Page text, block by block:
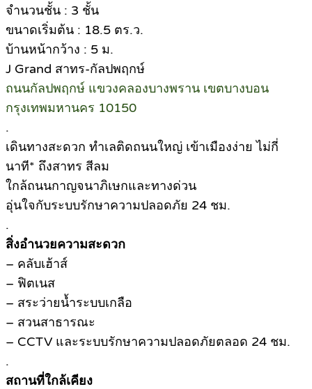
จำนวนชั้น : 3 ชั้น
ขนาดเริ่มต้น : 18.5 ตร.ว.
บ้านหน้ากว้าง : 5 ม.
J Grand สาทร-กัลปพฤกษ์
ถนนกัลปพฤกษ์ แขวงคลองบางพราน เขตบางบอน
กรุงเทพมหานคร 10150
.
เดินทางสะดวก ทำเลติดถนนใหญ่ เข้าเมืองง่าย ไม่กี่
นาที* ถึงสาทร สีลม
ใกล้ถนนกาญจนาภิเษกและทางด่วน
อุ่นใจกับระบบรักษาความปลอดภัย 24 ชม.
.
สิ่งอำนวยความสะดวก
– คลับเฮ้าส์
– ฟิตเนส
– สระว่ายน้ำระบบเกลือ
– สวนสาธารณะ
– CCTV และระบบรักษาความปลอดภัยตลอด 24 ชม.
.
สถานที่ใกล้เคียง